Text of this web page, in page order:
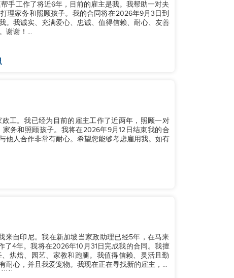
手工作了将近6年，目前的雇主是我。我帮助一对夫
理家务和照顾孩子。我的合同将在2026年9月3日到
。我诚实、充满爱心、忠诚、值得信赖、耐心、友善
谢谢！...
工。我已经为目前的雇主工作了近两年，照顾一对
务和照顾孩子。我将在2026年9月12日结束我的合
他人合作非常有耐心。希望您能够考虑雇用我。如有
来自印尼。我在新加坡当家政助理已经5年，在马来
4年。我将在2026年10月31日完成我的合同。我擅
烘焙、园艺、家教和跑腿。我值得信赖、灵活且勤
心，并且我爱宠物。我现在正在寻找新的雇主，希